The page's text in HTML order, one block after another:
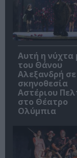
Αυτή η νύχτα
του Θάνου
Αλεξανδρή σε
σκηνοθεσία
Αστέριου
στο Θέατρο
Ολύμπια